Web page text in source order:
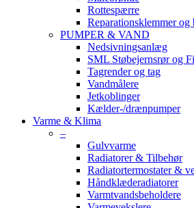
Rottespærre
Reparationsklemmer og
PUMPER & VAND
Nedsivningsanlæg
SML Støbejernsrør og
Tagrender og tag
Vandmålere
Jetkoblinger
Kælder-/drænpumper
Varme & Klima
–
Gulvvarme
Radiatorer & Tilbehør
Radiatortermostater &
Håndklæderadiatorer
Varmtvandsbeholdere